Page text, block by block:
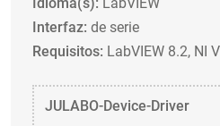
Interfaz: de serie
Requisitos: LabVIEW 8.2, NI
JULABO-Device-Driver